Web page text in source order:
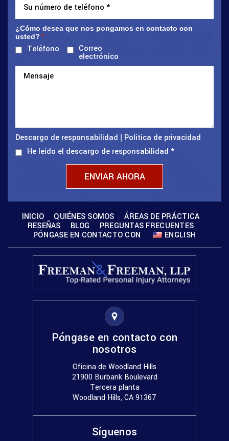
¿Cómo desea que nos pongamos en contacto con
usted? *
Teléfono Correo
electrónico
Descargo de responsabilidad
Política de privacidad
He leído el descargo de responsabilidad *
INICIO QUIÉNES SOMOS
ÁREAS DE PRÁCTICA
RESEÑAS
BLOG
PREGUNTAS FRECUENTES
PÓNGASE EN CONTACTO CON
ENGLISH
Póngase en contacto con
nosotros
Oficina de Woodland Hills
21900 Burbank Boulevard
Tercera planta
Woodland Hills, CA 91367
Síguenos